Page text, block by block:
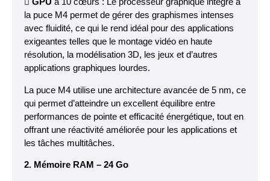
la puce M4 permet de gérer des graphismes intenses
avec fluidité, ce qui le rend idéal pour des applications
exigeantes telles que le montage vidéo en haute
résolution, la modélisation 3D, les jeux et d’autres
applications graphiques lourdes.
La puce M4 utilise une architecture avancée de 5 nm, ce
qui permet d’atteindre un excellent équilibre entre
performances de pointe et efficacité énergétique, tout en
offrant une réactivité améliorée pour les applications et
les tâches multitâches.
2. Mémoire RAM – 24 Go